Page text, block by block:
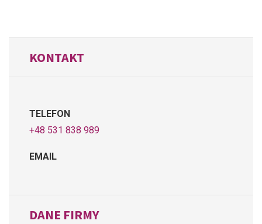
KONTAKT
TELEFON
+48 531 838 989
EMAIL
DANE FIRMY